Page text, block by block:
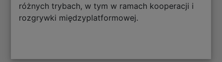
różnych trybach, w tym w ramach kooperacji i
rozgrywki międzyplatformowej.